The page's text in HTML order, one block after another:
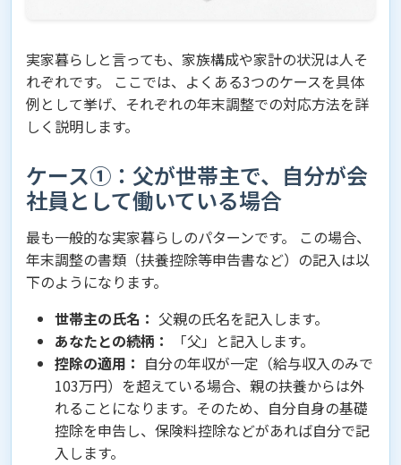
実家暮らしと言っても、家族構成や家計の状況は人そ
れぞれです。 ここでは、よくある3つのケースを具体
例として挙げ、それぞれの年末調整での対応方法を詳
しく説明します。
ケース①：父が世帯主で、自分が会
社員として働いている場合
最も一般的な実家暮らしのパターンです。 この場合、
年末調整の書類（扶養控除等申告書など）の記入は以
下のようになります。
世帯主の氏名： 父親の氏名を記入します。
あなたとの続柄：
「父」と記入します。
控除の適用： 自分の年収が一定（給与収入のみで
103万円）を超えている場合、親の扶養からは外
れることになります。そのため、自分自身の基礎
控除を申告し、保険料控除などがあれば自分で記
入します。